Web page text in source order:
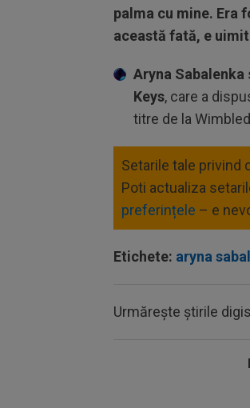
palma cu mine. Era
această fată, e
Aryna Sabalenka
Keys, care a
titre de la
Setarile tale privind
Poti actualiza
preferințele – e
Etichete: aryna
Urmărește știrile